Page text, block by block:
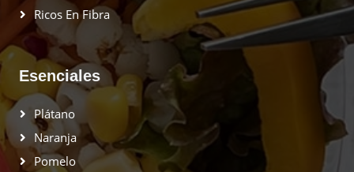
Ricos En Fibra
Esenciales
Plátano
Naranja
Pomelo